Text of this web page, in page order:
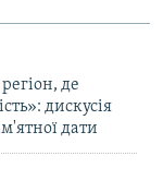
де
дискусія
дати